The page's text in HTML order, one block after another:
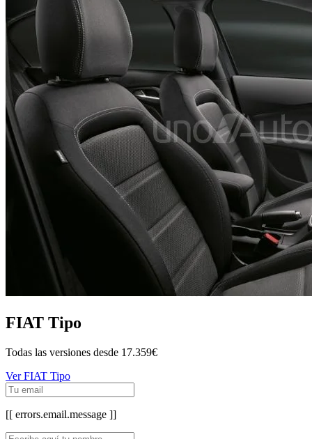
FIAT Tipo
Todas las versiones desde 17.359€
Ver FIAT Tipo
[[ errors.email.message ]]